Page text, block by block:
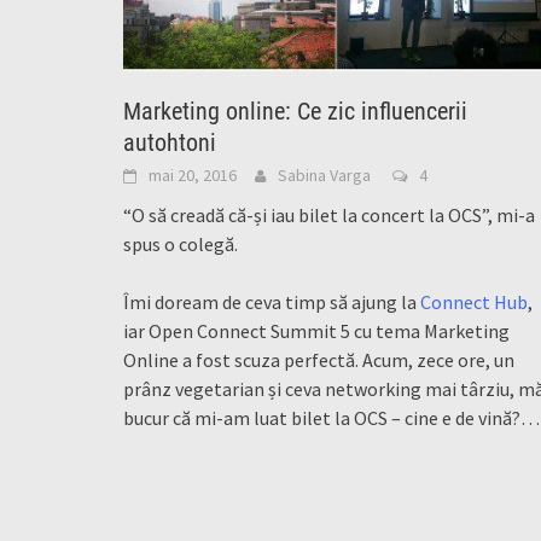
Marketing online: Ce zic influencerii
autohtoni
mai 20, 2016 Sabina Varga 4
“O să creadă că-și iau bilet la concert la OCS”, mi-a
spus o colegă.
Îmi doream de ceva timp să ajung la Connect Hub,
iar Open Connect Summit 5 cu tema Marketing
Online a fost scuza perfectă. Acum, zece ore, un
prânz vegetarian și ceva networking mai târziu,
bucur că mi-am luat bilet la OCS – cine e de vină?…